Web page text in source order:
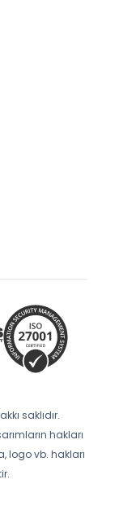
saklıdır.
hakları
logo vb. hakları